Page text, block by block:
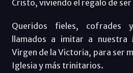
Cristo, viviendo el regalo de ser
Queridos fieles, cofrades
llamados a imitar a
Virgen de la Victoria, para ser
Iglesia y más trinitarios.